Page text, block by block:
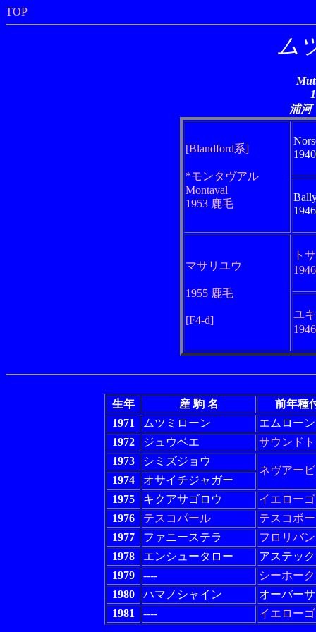
TOP
ム
浦河
[Blandford系]
*モンタヴアル
Montaval
1953 鹿毛
マサリユウ
1955 鹿毛
[F4-d]
ト
ユ
生年 産 駒 名
前年種
1971
ムツミローン
エムローン
1972
ジュウベエ
サウンド
1973
シミズジョウ
ネヴアー
1974
オサイチジャガー
1975
キクアサゴロウ
イエロー
1976
テスコパール
テスコボ
1977
ファニーステラ
フロリバ
1978
エンシュータロー
アステック
1979
----
シーホーク
1980
ハマノシャイン
オーバー
1981
---- イエロー